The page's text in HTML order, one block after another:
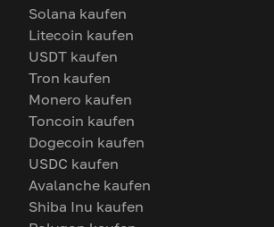
Solana kaufen
Litecoin kaufen
USDT kaufen
Tron kaufen
Monero kaufen
Toncoin kaufen
Dogecoin kaufen
USDC kaufen
Avalanche kaufen
Shiba Inu kaufen